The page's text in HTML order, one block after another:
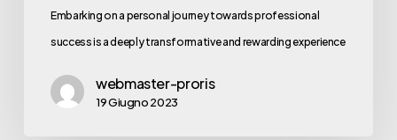
Embarking on a personal journey towards professional
success is a deeply transformative and rewarding experience
webmaster-proris
19 Giugno 2023